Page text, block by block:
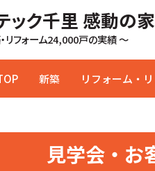
ック千里 感動の家
リフォーム24,000戸の実績 ～
新築 リフォーム・
見学会・お